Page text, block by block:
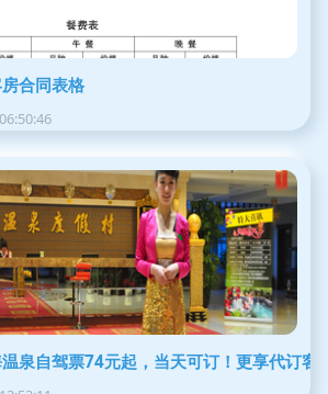
合同表格
泉自驾票74元起，当天可订！更享代订客